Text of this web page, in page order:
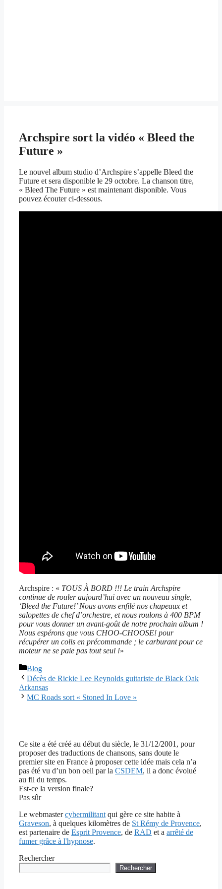
Archspire sort la vidéo « Bleed the
Future »
Le nouvel album studio d’Archspire s’appelle Bleed the
Future et sera disponible le 29 octobre. La chanson titre,
« Bleed The Future » est maintenant disponible. Vous
pouvez écouter ci-dessous.
Archspire : « TOUS À BORD !!! Le train Archspire
continue de rouler aujourd’hui avec un nouveau single,
‘Bleed the Future!’ Nous avons enfilé nos chapeaux et
salopettes de chef d’orchestre, et nous roulons à 400 BPM
pour vous donner un avant-goût de notre prochain album !
Nous espérons que vous CHOO-CHOOSE! pour
récupérer un colis en précommande ; le carburant pour ce
moteur ne se paie pas tout seul !»
Catégories
Blog
Décès de Rickie Lee Reynolds guitariste de Black Oak
Arkansas
MC Roads sort « Stoned In Love »
Ce site a été créé au début du siècle, le 31/12/2001, pour
proposer des traductions de chansons, sans doute le
premier site en France à proposer cette idée mais cela n’a
pas été vu d’un bon oeil par la CSDEM, il a donc évolué
au fil du temps.
Est-ce la version finale?
Pas sûr
Le webmastercybermilitant qui gère ce site habite à
Graveson, à quelques kilomètres de St Rémy de Provence,
est partenaire de Esprit Provence, de RAD et a arrêté de
fumer grâce à l'hypnose.
Rechercher
Rechercher